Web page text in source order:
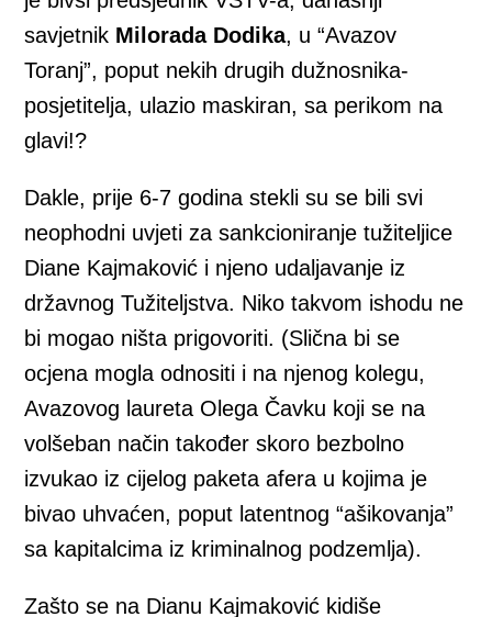
savjetnik Milorada Dodika, u “Avazov
Toranj”, poput nekih drugih dužnosnika-
posjetitelja, ulazio maskiran, sa perikom na
glavi!?
Dakle, prije 6-7 godina stekli su se bili svi
neophodni uvjeti za sankcioniranje tužiteljice
Diane Kajmaković i njeno udaljavanje iz
državnog Tužiteljstva. Niko takvom ishodu ne
bi mogao ništa prigovoriti. (Slična bi se
ocjena mogla odnositi i na njenog kolegu,
Avazovog laureta Olega Čavku koji se na
volšeban način također skoro bezbolno
izvukao iz cijelog paketa afera u kojima je
bivao uhvaćen, poput latentnog “ašikovanja”
sa kapitalcima iz kriminalnog podzemlja).
Zašto se na Dianu Kajmaković kidiše